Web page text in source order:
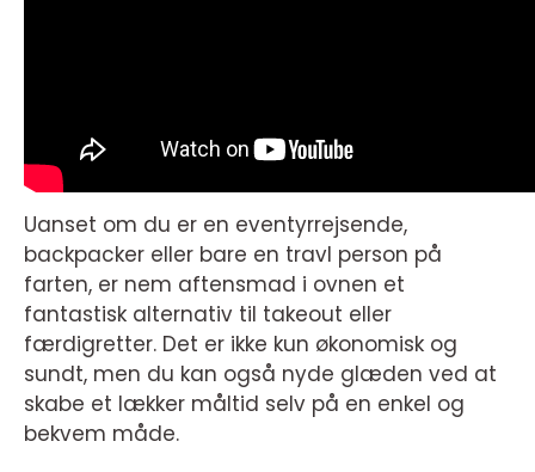
Uanset om du er en eventyrrejsende,
backpacker eller bare en travl person på
farten, er nem aftensmad i ovnen et
fantastisk alternativ til takeout eller
færdigretter. Det er ikke kun økonomisk og
sundt, men du kan også nyde glæden ved at
skabe et lækker måltid selv på en enkel og
bekvem måde.